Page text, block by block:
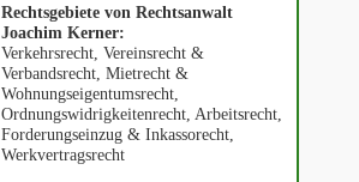
Rechtsgebiete von Rechtsanwalt
Joachim Kerner:
Verkehrsrecht, Vereinsrecht &
Verbandsrecht, Mietrecht &
Wohnungseigentumsrecht,
Ordnungswidrigkeitenrecht, Arbeitsrecht,
Forderungseinzug & Inkassorecht,
Werkvertragsrecht